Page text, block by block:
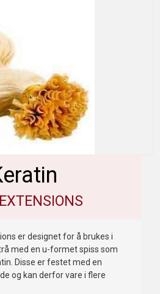
er designet for å brukes i
med en u-formet spiss som
Disse er festet med en
og kan derfor vare i flere